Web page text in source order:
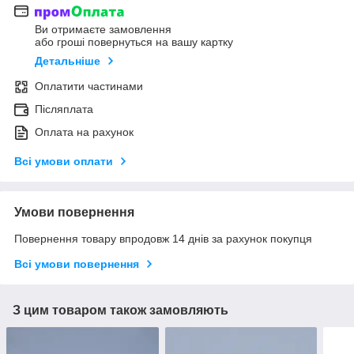
Ви отримаєте замовлення
або гроші повернуться на вашу картку
Детальніше
Оплатити частинами
Післяплата
Оплата на рахунок
Всі умови оплати
Умови повернення
Повернення товару впродовж 14 днів за рахунок покупця
Всі умови повернення
З цим товаром також замовляють